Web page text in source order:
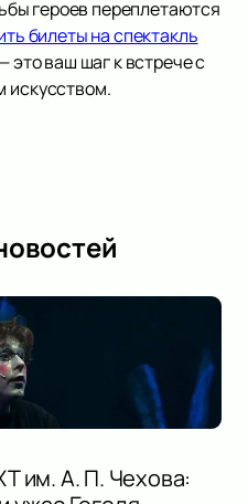
героев переплетаются
билеты на спектакль
это ваш шаг к встрече с
искусством.
им. А. П. Чехова: